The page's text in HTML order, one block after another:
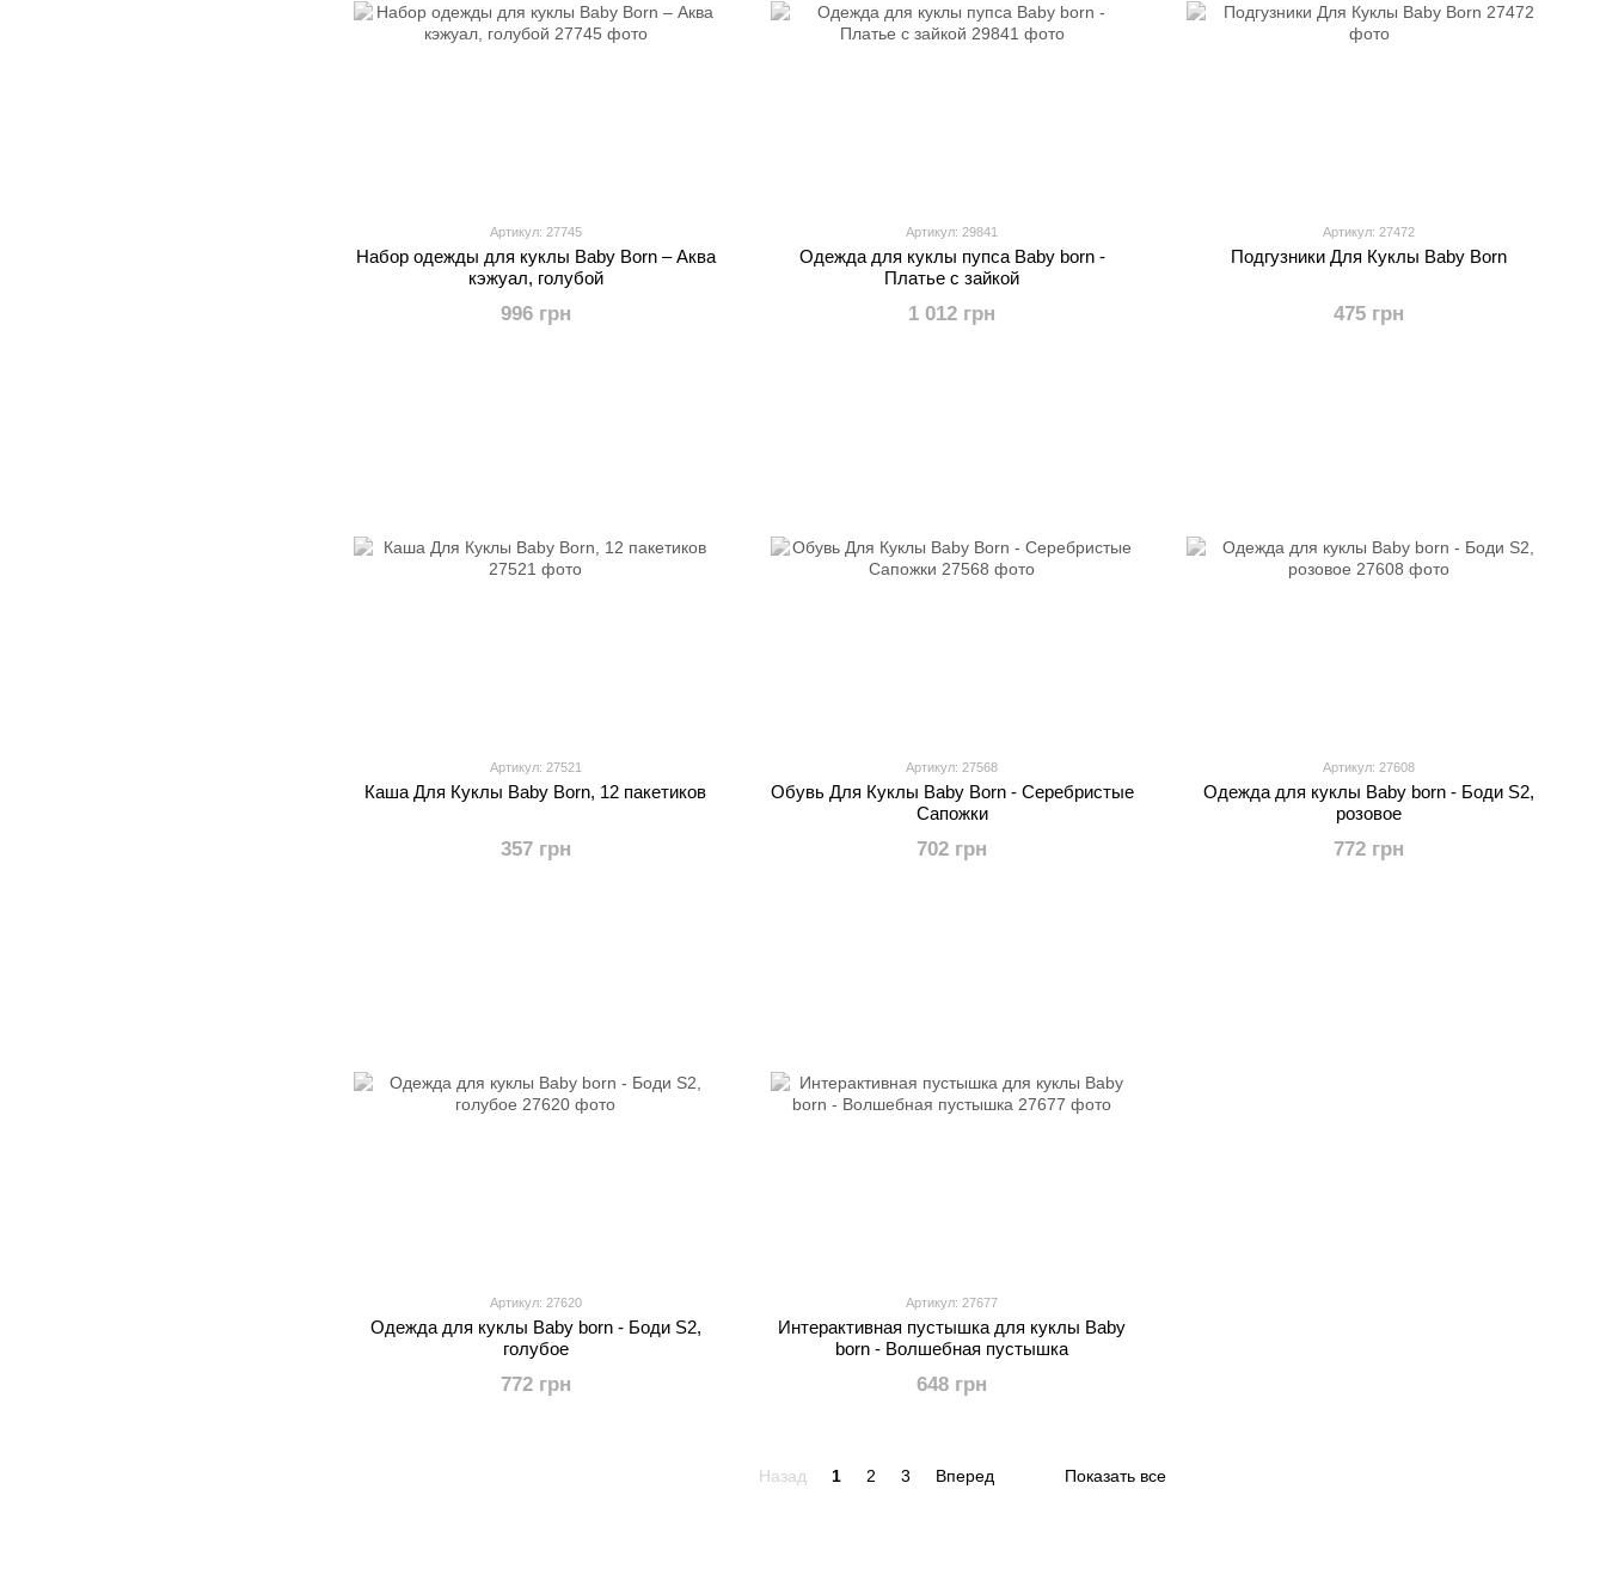
Артикул: 27745
Набор одежды для куклы Baby Born – Аква
кэжуал, голубой
996 грн
Артикул: 29841
Одежда для куклы пупса Baby born -
Платье с зайкой
1 012 грн
Артикул: 27472
Подгузники Для Куклы Baby Born
475 грн
Артикул: 27521
Каша Для Куклы Baby Born, 12 пакетиков
357 грн
Артикул: 27568
Обувь Для Куклы Baby Born - Серебристые
Сапожки
702 грн
Артикул: 27608
Одежда для куклы Baby born - Боди S2,
розовое
772 грн
Артикул: 27620
Одежда для куклы Baby born - Боди S2,
голубое
772 грн
Артикул: 27677
Интерактивная пустышка для куклы Baby
born - Волшебная пустышка
648 грн
Назад 1 2 3 Вперед Показать все